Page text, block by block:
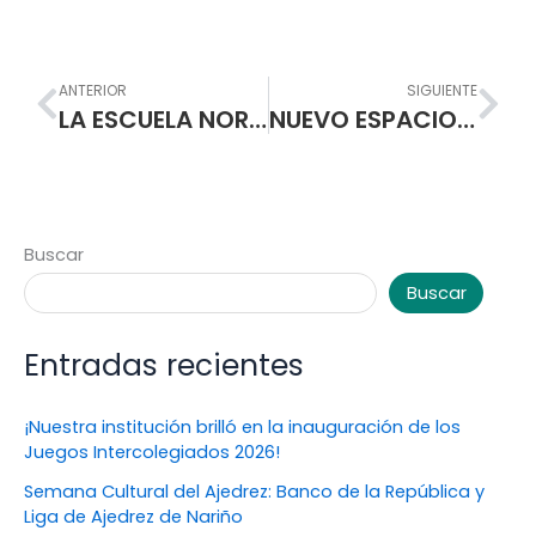
Prev
ANTERIOR
LA ESCUELA NORMAL SUPERIOR DE PASTO REPRESENTARA A COLOMBIA EN EL SEGUNDO CONCURSO MUNDIAL e- ICON A CELEBRARSE EN SEUL-COREA.
SIGUIENTE
NUEVO ESPACIO DE DESCANSO Y RECREACION POSEEN LOS ESTUDIANTES DE LA ESCUELA NORMAL
Buscar
Buscar
Entradas recientes
¡Nuestra institución brilló en la inauguración de los
Juegos Intercolegiados 2026!
Semana Cultural del Ajedrez: Banco de la República y
Liga de Ajedrez de Nariño